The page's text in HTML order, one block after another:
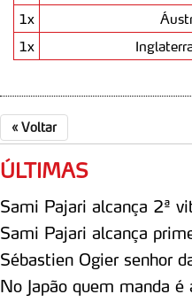
1x
1x
« Voltar
ÚLTIMAS
Sami Pajari alcança 2ª
Sami Pajari alcança
Sébastien Ogier senhor
No Japão quem manda é